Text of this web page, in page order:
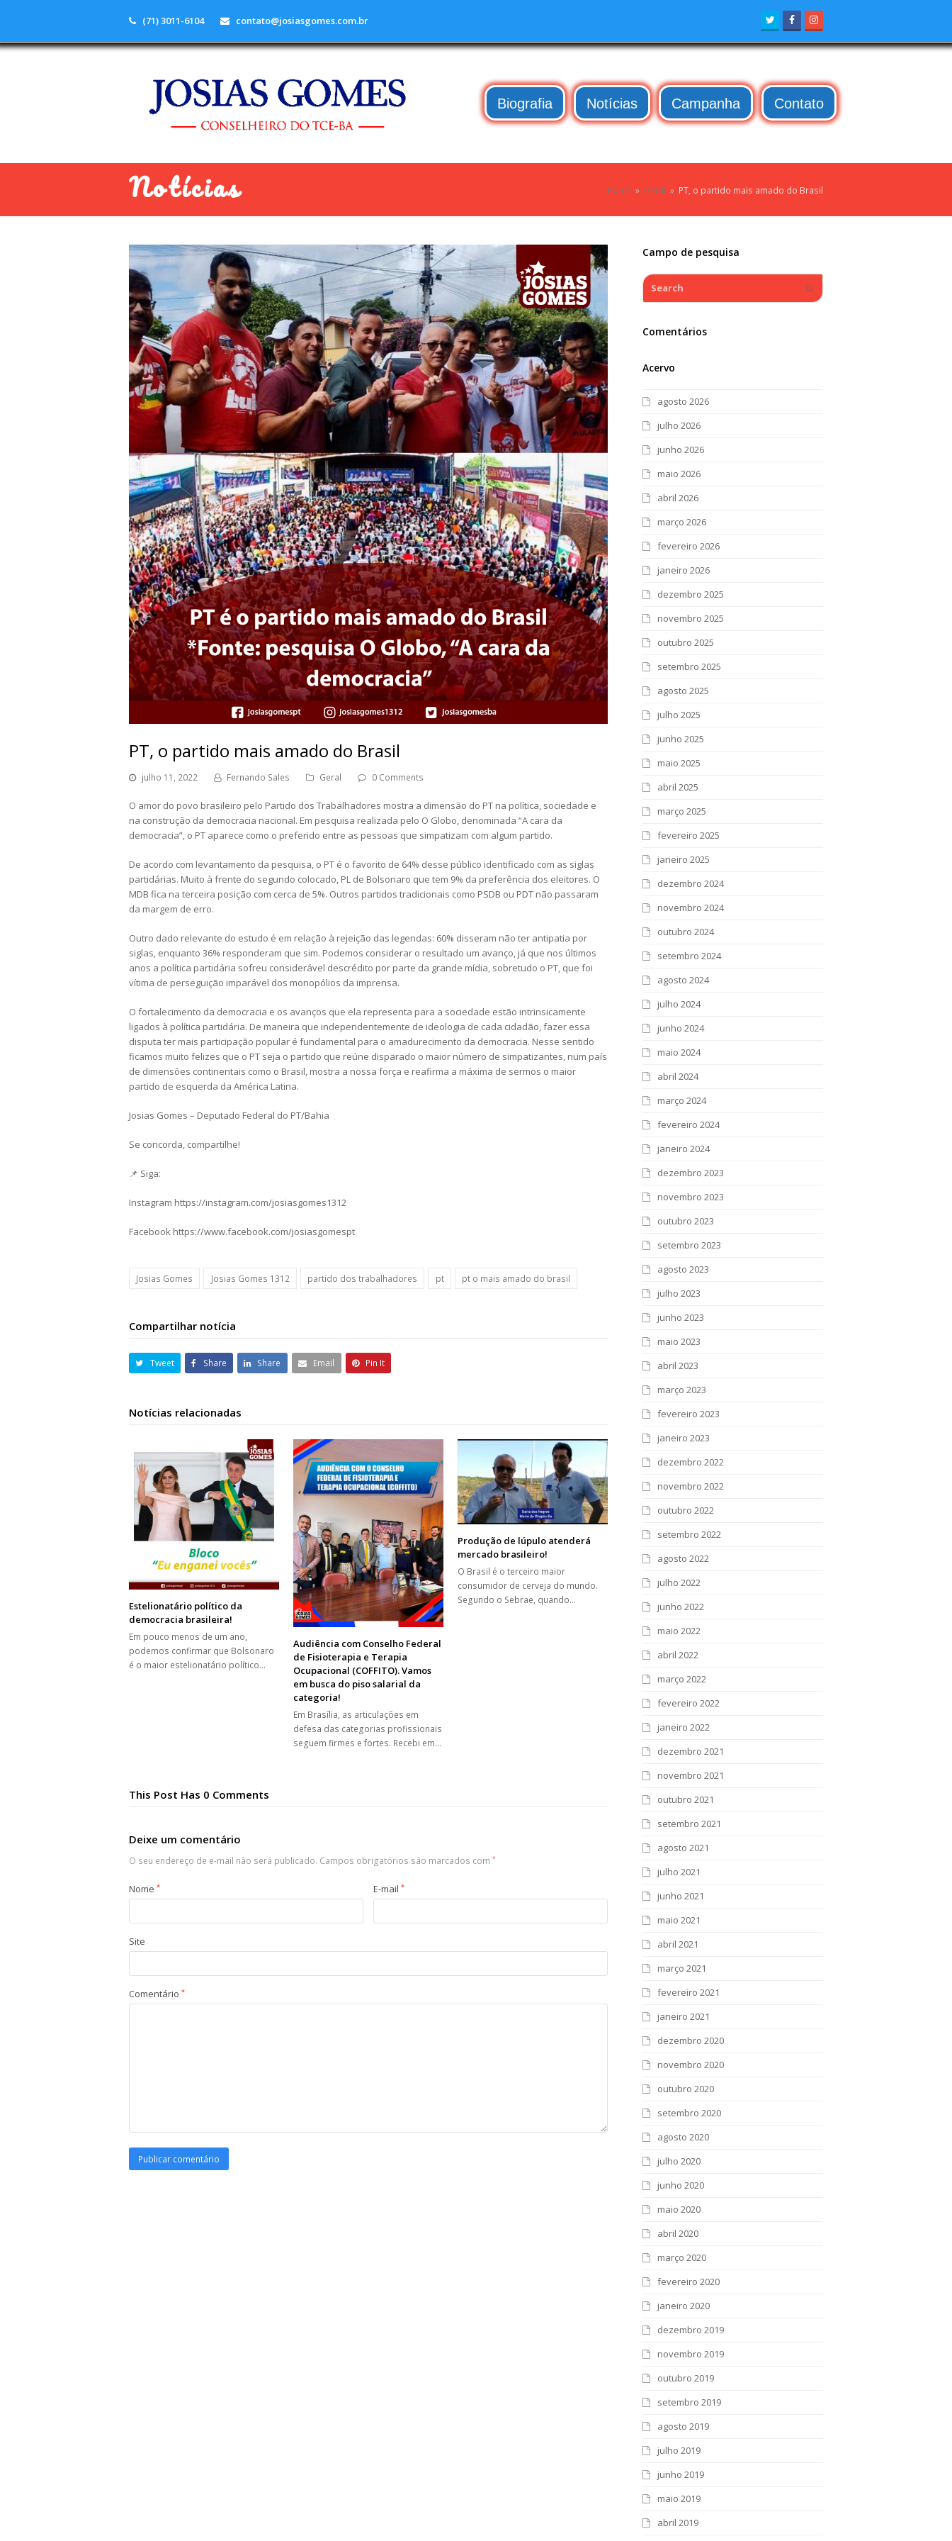
(71) 3011-6104 contato@josiasgomes.com.br TwitterFacebook
Biografia Notícias Campanha Contato
Notícias Home » Geral » PT, o partido mais amado do Brasil
PT, o partido mais amado do Brasil
julho 11, 2022 Fernando Sales Geral 0 Comments
O amor do povo brasileiro pelo Partido dos Trabalhadores mostra a dimensão do PT na política, sociedade e
na construção da democracia nacional. Em pesquisa realizada pelo O Globo, denominada “A cara da
democracia”, o PT aparece como o preferido entre as pessoas que simpatizam com algum partido.
De acordo com levantamento da pesquisa, o PT é o favorito de 64% desse público identificado com as siglas
partidárias. Muito à frente do segundo colocado, PL de Bolsonaro que tem 9% da preferência dos eleitores. O
MDB fica na terceira posição com cerca de 5%. Outros partidos tradicionais como PSDB ou PDT não passaram
da margem de erro.
Outro dado relevante do estudo é em relação à rejeição das legendas: 60% disseram não ter antipatia por
siglas, enquanto 36% responderam que sim. Podemos considerar o resultado um avanço, já que nos últimos
anos a política partidária sofreu considerável descrédito por parte da grande mídia, sobretudo o PT, que foi
vítima de perseguição imparável dos monopólios da imprensa.
O fortalecimento da democracia e os avanços que ela representa para a sociedade estão intrinsicamente
ligados à política partidária. De maneira que independentemente de ideologia de cada cidadão, fazer essa
disputa ter mais participação popular é fundamental para o amadurecimento da democracia. Nesse sentido
ficamos muito felizes que o PT seja o partido que reúne disparado o maior número de simpatizantes, num país
de dimensões continentais como o Brasil, mostra a nossa força e reafirma a máxima de sermos o maior
partido de esquerda da América Latina.
Josias Gomes – Deputado Federal do PT/Bahia
Se concorda, compartilhe!
📌 Siga:
Instagram https://instagram.com/josiasgomes1312
Facebook https://www.facebook.com/josiasgomespt
Josias Gomes Josias Gomes 1312 partido dos trabalhadores pt pt o mais amado do brasil
Compartilhar notícia
Tweet Share Share Email Pin It
Notícias relacionadas
Estelionatário político da
democracia brasileira!
Em pouco menos de um ano,
podemos confirmar que Bolsonaro
é o maior estelionatário político…
Audiência com Conselho Federal
de Fisioterapia e Terapia
Ocupacional (COFFITO). Vamos
em busca do piso salarial da
categoria!
Em Brasília, as articulações em
defesa das categorias profissionais
seguem firmes e fortes. Recebi em…
Produção de lúpulo atenderá
mercado brasileiro!
O Brasil é o terceiro maior
consumidor de cerveja do mundo.
Segundo o Sebrae, quando…
This Post Has 0 Comments
Deixe um comentário
O seu endereço de e-mail não será publicado. Campos obrigatórios são marcados com *
Nome * E-mail *
Site
Comentário *
Campo de pesquisa
Search
Comentários
Acervo
agosto 2026
julho 2026
junho 2026
maio 2026
abril 2026
março 2026
fevereiro 2026
janeiro 2026
dezembro 2025
novembro 2025
outubro 2025
setembro 2025
agosto 2025
julho 2025
junho 2025
maio 2025
abril 2025
março 2025
fevereiro 2025
janeiro 2025
dezembro 2024
novembro 2024
outubro 2024
setembro 2024
agosto 2024
julho 2024
junho 2024
maio 2024
abril 2024
março 2024
fevereiro 2024
janeiro 2024
dezembro 2023
novembro 2023
outubro 2023
setembro 2023
agosto 2023
julho 2023
junho 2023
maio 2023
abril 2023
março 2023
fevereiro 2023
janeiro 2023
dezembro 2022
novembro 2022
outubro 2022
setembro 2022
agosto 2022
julho 2022
junho 2022
maio 2022
abril 2022
março 2022
fevereiro 2022
janeiro 2022
dezembro 2021
novembro 2021
outubro 2021
setembro 2021
agosto 2021
julho 2021
junho 2021
maio 2021
abril 2021
março 2021
fevereiro 2021
janeiro 2021
dezembro 2020
novembro 2020
outubro 2020
setembro 2020
agosto 2020
julho 2020
junho 2020
maio 2020
abril 2020
março 2020
fevereiro 2020
janeiro 2020
dezembro 2019
novembro 2019
outubro 2019
setembro 2019
agosto 2019
julho 2019
junho 2019
maio 2019
abril 2019